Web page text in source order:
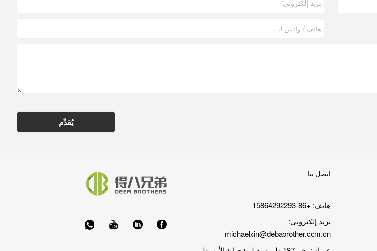
يُقدِّم
اتصل بنا
هاتف: +86-15864292293
بريد إلكتروني:
michaelxin@debabrother.com.cn